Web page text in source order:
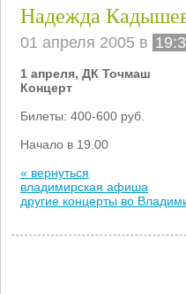
Надежда
01 апреля 2005 в
1 апреля, ДК Точмаш
Концерт
Билеты: 400-600 руб.
Начало в 19.00
« вернуться
владимирская афиша
другие концерты во